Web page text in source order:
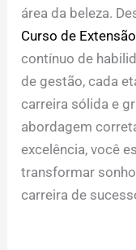
área da beleza.
Curso de
contínuo de
de gestão, cada
carreira sólida e
abordagem
excelência, você
transformar
carreira de